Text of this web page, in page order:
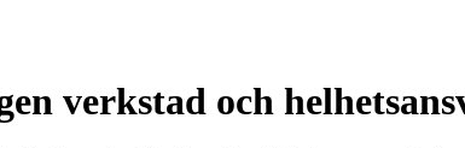
verkstad och